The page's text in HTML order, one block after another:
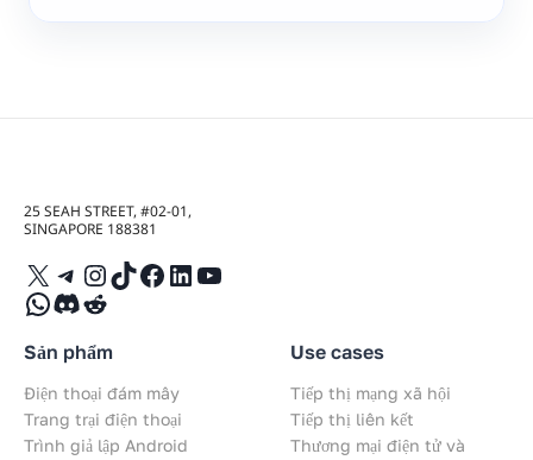
25 SEAH STREET, #02-01,
SINGAPORE 188381
X Telegram
Instagram
TikTok
Facebook
LinkedIn
YouTube
WhatsApp
Discord
Reddit
Sản phẩm
Điện thoại đám mây
Trang trại điện thoại
Trình giả lập Android
Use cases
Tiếp thị mạng xã hội
Tiếp thị liên kết
Thương mại điện tử và